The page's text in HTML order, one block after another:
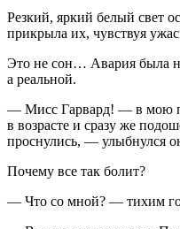
Резкий, яркий белый свет
прикрыла их, чувствуя
Это не сон… Авария была
а реальной.
— Мисс Гарвард! — в мою
в возрасте и сразу же
проснулись, — улыбнулся
Почему все так болит?
— Что со мной? — тихим